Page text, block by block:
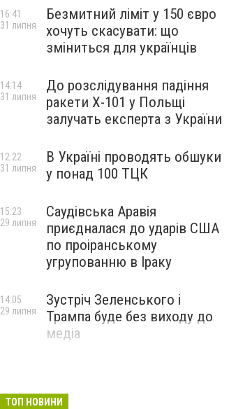
Безмитний ліміт у 150 євро
хочуть скасувати: що
зміниться для українців
16:41
31 липня
До розслідування падіння
ракети Х-101 у Польщі
залучать експерта з України
14:14
31 липня
В Україні проводять обшуки
у понад 100 ТЦК
12:22
31 липня
Саудівська Аравія
приєдналася до ударів США
по проіранському
угрупованню в Іраку
15:23
29 липня
Зустріч Зеленського і
Трампа буде без виходу до
медіа
14:05
29 липня
ТОП НОВИНИ